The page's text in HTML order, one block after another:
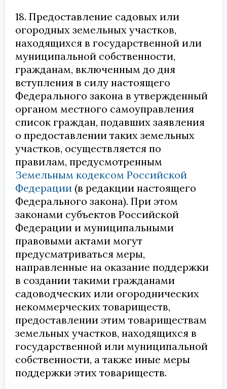
18. Предоставление садовых или
огородных земельных участков,
находящихся в государственной или
муниципальной собственности,
гражданам, включенным до дня
вступления в силу настоящего
Федерального закона в утвержденный
органом местного самоуправления
список граждан, подавших заявления
о предоставлении таких земельных
участков, осуществляется по
правилам, предусмотренным
Земельным кодексом Российской
Федерации (в редакции настоящего
Федерального закона). При этом
законами субъектов Российской
Федерации и муниципальными
правовыми актами могут
предусматриваться меры,
направленные на оказание поддержки
в создании такими гражданами
садоводческих или огороднических
некоммерческих товариществ,
предоставлении этим товариществам
земельных участков, находящихся в
государственной или муниципальной
собственности, а также иные меры
поддержки этих товариществ.